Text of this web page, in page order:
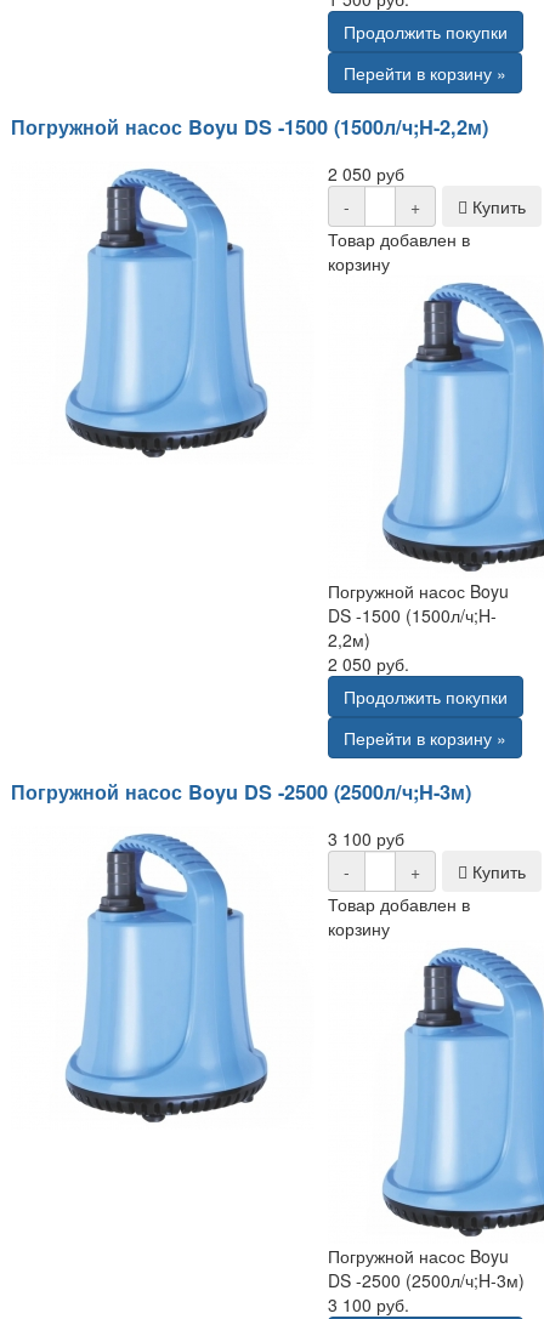
Продолжить покупки
Перейти в корзину »
Погружной насос Boyu DS -1500 (1500л/ч;H-2,2м)
2 050 руб
-
+
Купить
Товар добавлен в
корзину
Погружной насос Boyu
DS -1500 (1500л/ч;H-
2,2м)
2 050 руб.
Продолжить покупки
Перейти в корзину »
Погружной насос Boyu DS -2500 (2500л/ч;H-3м)
3 100 руб
-
+
Купить
Товар добавлен в
корзину
Погружной насос Boyu
DS -2500 (2500л/ч;H-3м)
3 100 руб.